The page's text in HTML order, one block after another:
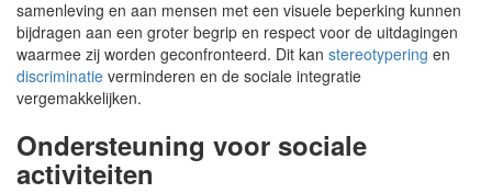
samenleving en aan mensen met een visuele beperking kunnen
bijdragen aan een groter begrip en respect voor de uitdagingen
waarmee zij worden geconfronteerd. Dit kan stereotypering en
discriminatie verminderen en de sociale integratie
vergemakkelijken.
Ondersteuning voor sociale
activiteiten